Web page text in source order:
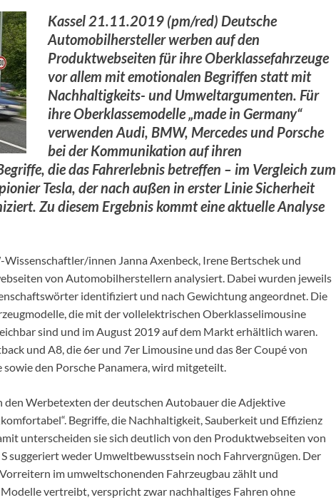
Kassel 21.11.2019 (pm/red) Deutsche
Automobilhersteller werben auf den
Produktwebseiten für ihre Oberklassefahrzeuge
vor allem mit emotionalen Begriffen statt mit
Nachhaltigkeits- und Umweltargumenten. Für
ihre Oberklassemodelle „made in Germany“
verwenden Audi, BMW, Mercedes und Porsche
bei der Kommunikation auf ihren
die das Fahrerlebnis betreffen – im Vergleich zum
Tesla, der nach außen in erster Linie Sicherheit
Zu diesem Ergebnis kommt eine aktuelle Analyse
innen Janna Axenbeck, Irene Bertschek und
von Automobilherstellern analysiert. Dabei wurden jeweils
identifiziert und nach Gewichtung angeordnet. Die
die mit der vollelektrischen Oberklasselimousine
sind und im August 2019 auf dem Markt erhältlich waren.
und A8, die 6er und 7er Limousine und das 8er Coupé von
sowie den Porsche Panamera, wird mitgeteilt.
den Werbetexten der deutschen Autobauer die Adjektive
Begriffe, die Nachhaltigkeit, Sauberkeit und Effizienz
unterscheiden sie sich deutlich von den Produktwebseiten von
suggeriert weder Umweltbewusstsein noch Fahrvergnügen. Der
im umweltschonenden Fahrzeugbau zählt und
vertreibt, verspricht zwar nachhaltiges Fahren ohne